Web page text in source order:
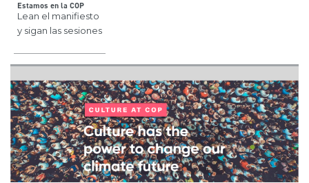
Estamos en la COP
Lean el manifiesto
y sigan las sesiones